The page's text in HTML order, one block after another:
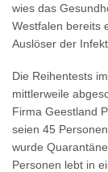
wies das
Westfalen bereits
Auslöser der
Die Reihentests
mittlerweile
Firma Geestland
seien 45
wurde
Personen lebt in